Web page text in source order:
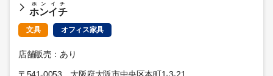
ホンイチ
ホンイチ
文具 オフィス家具
店舗販売：あり
〒541-0053 大阪府大阪市中央区本町1-3-21